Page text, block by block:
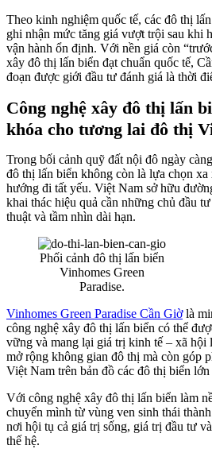
Theo kinh nghiệm quốc tế, các đô thị
ghi nhận mức tăng giá vượt trội sau khi
vận hành ổn định. Với nền giá còn
xây đô thị lấn biển đạt chuẩn quốc tế,
đoạn được giới đầu tư đánh giá là thời
Công nghệ xây đô thị lấn
khóa cho tương lai đô thị
Trong bối cảnh quỹ đất nội đô ngày
đô thị lấn biển không còn là lựa chọn xa
hướng đi tất yếu. Việt Nam sở hữu
khai thác hiệu quả cần những chủ đầu
thuật và tầm nhìn dài hạn.
Phối cảnh đô thị lấn biển
Vinhomes Green
Paradise.
Vinhomes Green Paradise Cần Giờlà
công nghệ xây đô thị lấn biển có thể
vững và mang lại giá trị kinh tế – xã hội
mở rộng không gian đô thị mà còn góp
Việt Nam trên bản đồ các đô thị biển
Với công nghệ xây đô thị lấn biển làm
chuyển mình từ vùng ven sinh thái
nơi hội tụ cả giá trị sống, giá trị đầu tư
thế hệ.